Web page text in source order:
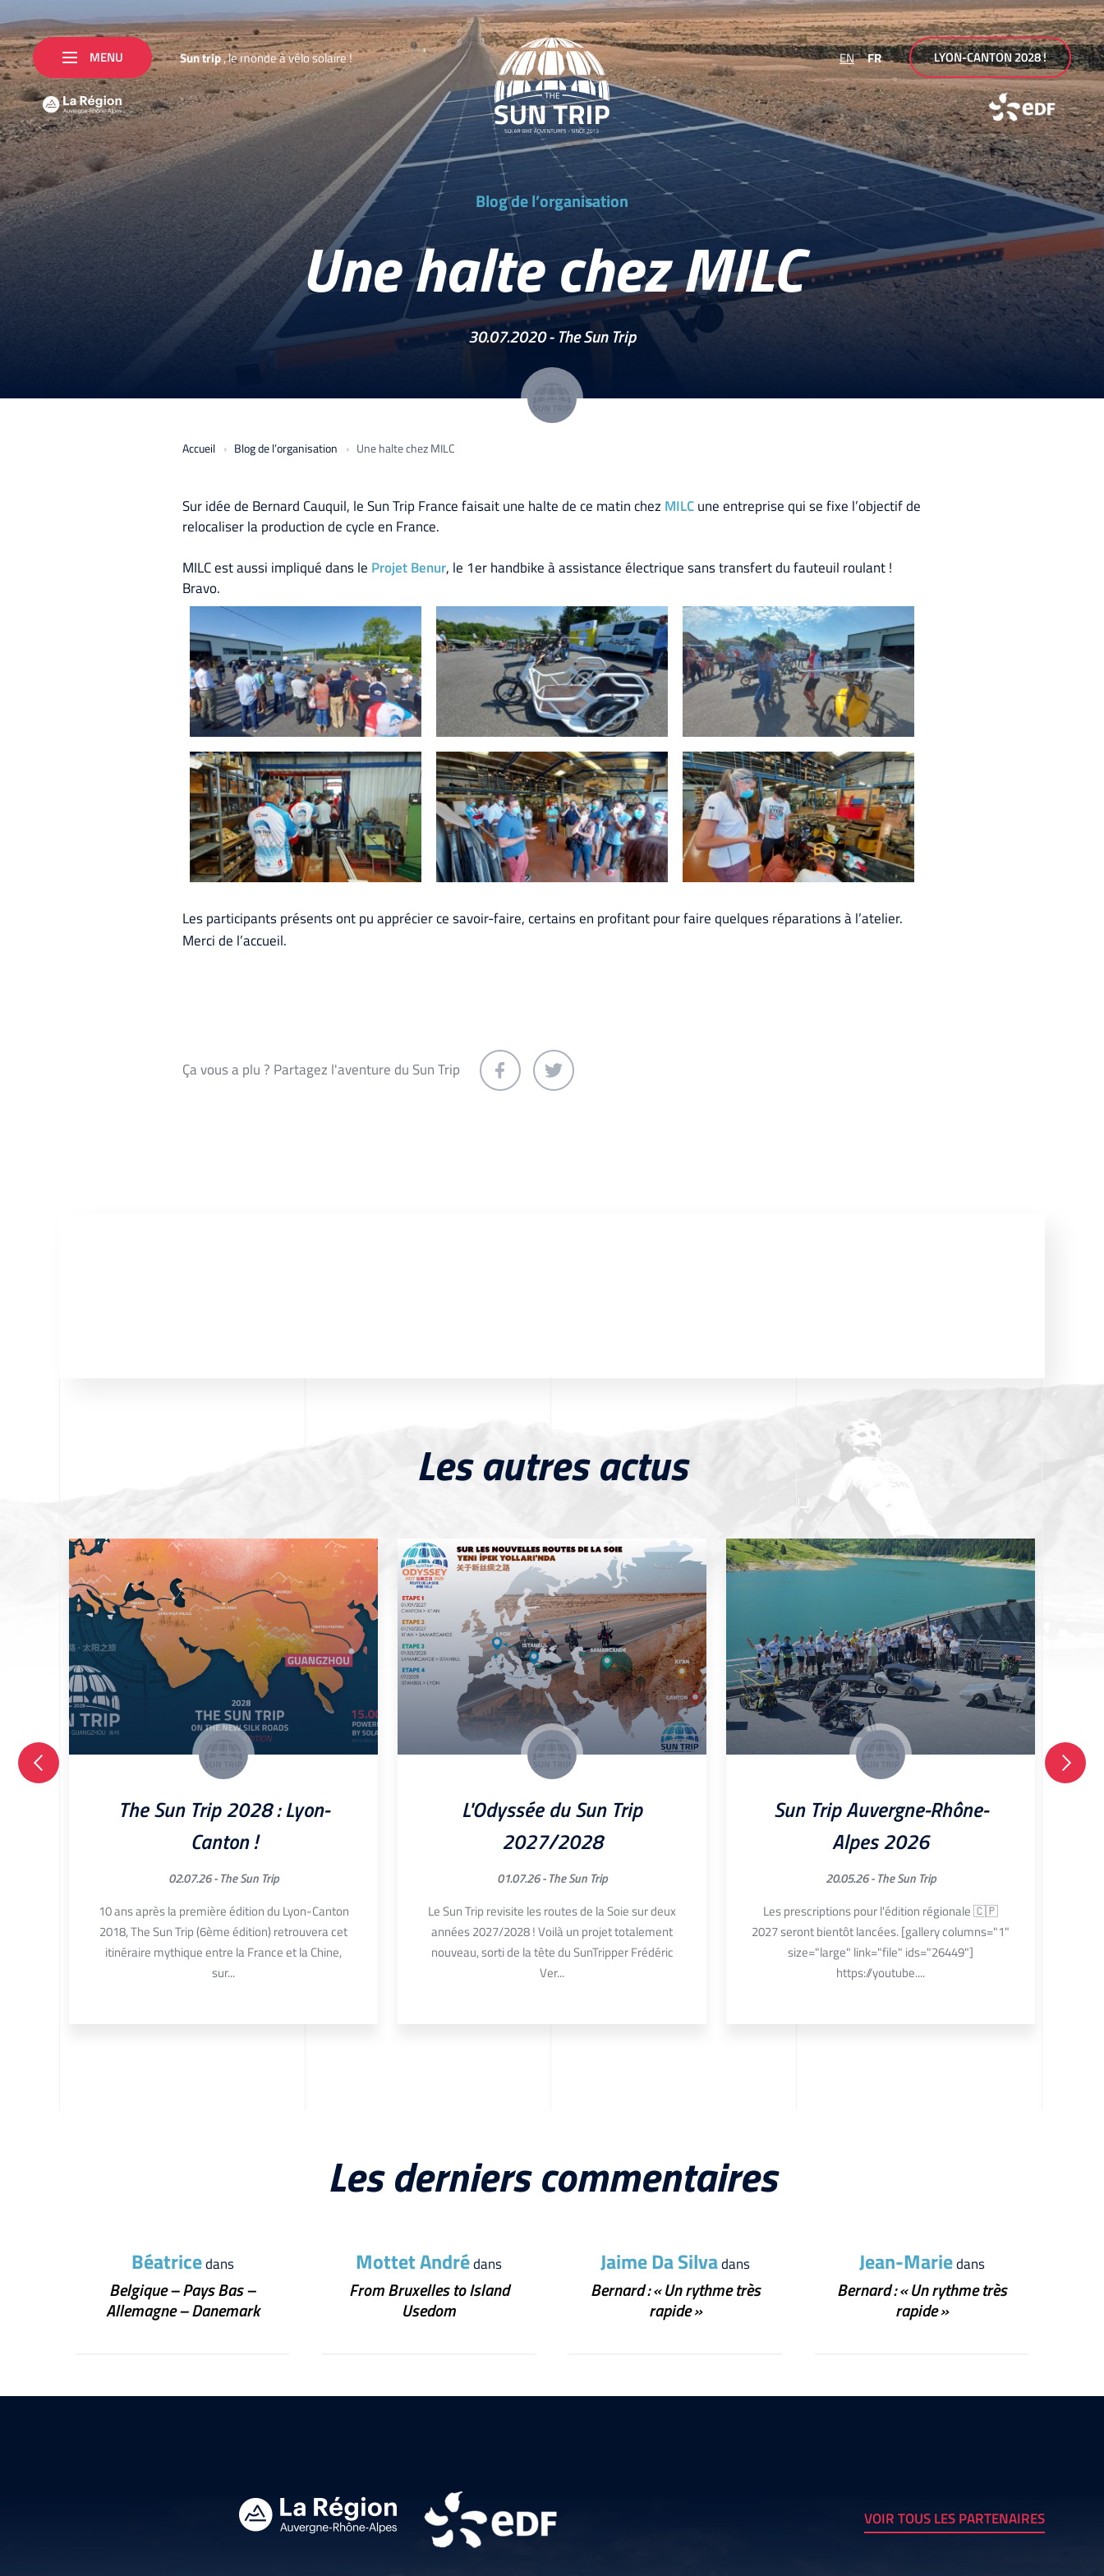
MENU Suntrip,lemondeàvélosolaire! EN FR LYON-CANTON 2028 !
Blog de l’organisation
Une halte chez MILC
30.07.2020 -The Sun Trip
Accueil Blog de l’organisation Une halte chez MILC
Sur idée de Bernard Cauquil, le Sun Trip France faisait une halte de ce matin chez MILCune entreprise qui se fixe l’objectif de
relocaliser la production de cycle en France.
MILC est aussi impliqué dans le Projet Benur, le 1er handbike à assistance électrique sans transfert du fauteuil roulant !
Bravo.
Les participants présents ont pu apprécier ce savoir-faire, certains en profitant pour faire quelques réparations à l’atelier.
Merci de l’accueil.
Ça vous a plu ? Partagez l'aventure du Sun Trip
Les autres actus
The Sun Trip 2028 : Lyon-
Canton !
02.07.26 -The Sun Trip
10 ans après la première édition du Lyon-Canton
2018, The Sun Trip (6ème édition) retrouvera cet
itinéraire mythique entre la France et la Chine,
sur...
L'Odyssée du Sun Trip
2027/2028
01.07.26 -The Sun Trip
Le Sun Trip revisite les routes de la Soie sur deux
années 2027/2028 ! Voilà un projet totalement
nouveau, sorti de la tête du SunTripper Frédéric
Ver...
Sun Trip Auvergne-Rhône-
Alpes 2026
20.05.26 -The Sun Trip
Les prescriptions pour l'édition régionale 🇨🇵
2027 seront bientôt lancées. [gallery columns="1"
size="large" link="file" ids="26449"]
https://youtube....
Les derniers commentaires
Béatricedans
Belgique – Pays Bas –
Allemagne – Danemark
Mottet Andrédans
From Bruxelles to Island
Usedom
Jaime Da Silvadans
Bernard : « Un rythme très
rapide »
Jean-Mariedans
Bernard : « Un rythme très
rapide »
VOIR TOUS LES PARTENAIRES